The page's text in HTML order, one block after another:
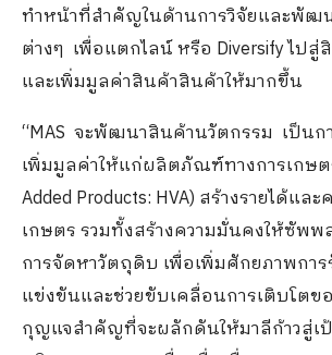
ทำหน้าที่สำคัญในด้านการวิจัยและพัฒ
ต่างๆ เพื่อแตกไลน์ หรือ Diversify ไปสู่
และเพิ่มมูลค่าสินค้าสินค้าให้มากขึ้น
“MAS จะพัฒนาสินค้านวัตกรรม เป็น
เพิ่มมูลค่าให้แก่ผลิตภัณฑ์ทางการเกษต
Added Products: HVA) สร้างรายได้แล
เกษตร รวมทั้งสร้างความมั่นคงให้ซัพพ
การจัดหาวัตถุดิบ เพื่อเพิ่มศักยภาพกา
แข่งขันและช่วยขับเคลื่อนการเติบโตข
กุญแจสำคัญที่จะผลักดันให้มาลีก้าวสู่เ